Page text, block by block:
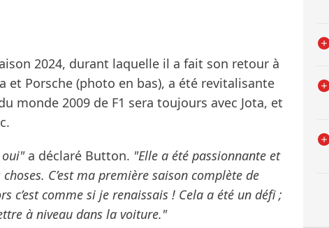
2024, durant laquelle il a fait son retour à
et Porsche (photo en bas), a été revitalisante
monde 2009 de F1 sera toujours avec Jota, et
oui" a déclaré Button. "Elle a été passionnante et
C’est ma première saison complète de
c’est comme si je renaissais ! Cela a été un défi ;
à niveau dans la voiture."